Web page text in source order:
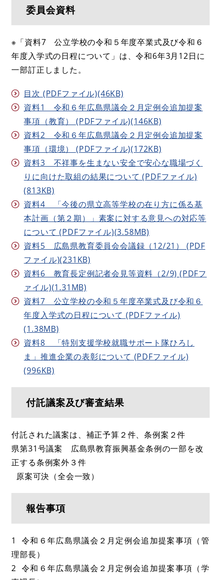
委員会資料
※「資料7 公立学校の令和５年度卒業式及び令和６
年度入学式の日程について」は、令和6年3月12日に
一部訂正しました。
目次 (PDFファイル)(46KB)
資料1 令和６年広島県議会２月定例会追加提案
事項（教育） (PDFファイル)(146KB)
資料2 令和６年広島県議会２月定例会追加提案
事項（環境） (PDFファイル)(172KB)
資料3 不祥事を生まない安全で安心な職場づく
りに向けた取組の結果について (PDFファイル)
(813KB)
資料4 「今後の県立高等学校の在り方に係る基
本計画（第２期）」素案に対する意見への対応等
について (PDFファイル)(3.58MB)
資料5 広島県教育委員会会議録（12/21） (PDF
ファイル)(231KB)
資料6 教育長定例記者会見等資料（2/9) (PDFフ
ァイル)(1.31MB)
資料7 公立学校の令和５年度卒業式及び令和６
年度入学式の日程について (PDFファイル)
(1.38MB)
資料8 「特別支援学校就職サポート隊ひろし
ま」推進企業の表彰について (PDFファイル)
(996KB)
付託議案及び審査結果
付託された議案は、補正予算２件、条例案２件
県第31号議案 広島県教育振興基金条例の一部を改
正する条例案外３件
原案可決（全会一致）
報告事項
1 令和６年広島県議会２月定例会追加提案事項（管
理部長）
2 令和６年広島県議会２月定例会追加提案事項（学